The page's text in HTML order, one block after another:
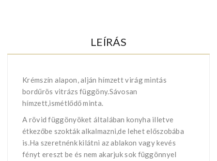
LEÍRÁS
Krémszín alapon, alján hímzett virág mintás
bordűrös vitrázs függöny.Sávosan
hímzett,ismétlődő minta.
A rövid függönyöket általában konyha illetve
étkezőbe szokták alkalmazni,de lehet előszobába
is.Ha szeretnénk kilátni az ablakon vagy kevés
fényt ereszt be és nem akarjuk sok függönnyel